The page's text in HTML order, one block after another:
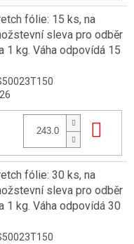
fólie: 15 ks, na
sleva pro odběr
1 kg. Váha odpovídá 15
fólie: 30 ks, na
sleva pro odběr
1 kg. Váha odpovídá 30